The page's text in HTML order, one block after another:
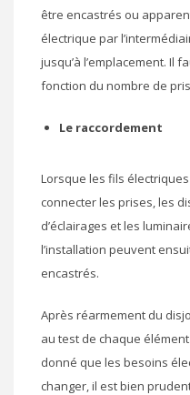
être encastrés ou
électrique par
jusqu’à l’emplacement. Il
fonction du nombre de
Le raccordement
Lorsque les fils
connecter les prises, les
d’éclairages et les
l’installation peuvent
encastrés.
Après réarmement du
au test de chaque
donné que les besoins
changer, il est bien